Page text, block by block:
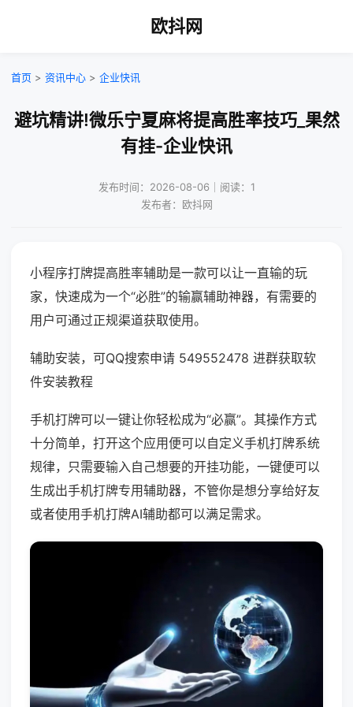
欧抖网
首页 > 资讯中心 > 企业快讯
避坑精讲!微乐宁夏麻将提高胜率技巧_果然
有挂-企业快讯
发布时间：2026-08-06｜阅读：1
发布者：欧抖网
小程序打牌提高胜率辅助是一款可以让一直输的玩
家，快速成为一个“必胜”的输赢辅助神器，有需要的
用户可通过正规渠道获取使用。
辅助安装，可QQ搜索申请 549552478 进群获取软
件安装教程
手机打牌可以一键让你轻松成为“必赢”。其操作方式
十分简单，打开这个应用便可以自定义手机打牌系统
规律，只需要输入自己想要的开挂功能，一键便可以
生成出手机打牌专用辅助器，不管你是想分享给好友
或者使用手机打牌AI辅助都可以满足需求。